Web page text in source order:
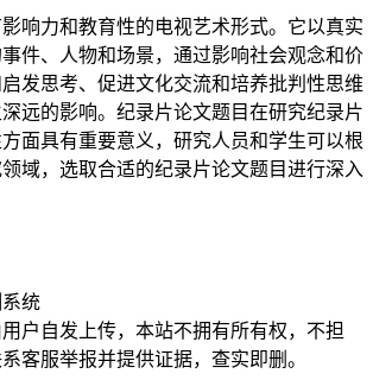
响力和教育性的电视艺术形式。它以真实
件、人物和场景，通过影响社会观念和价
发思考、促进文化交流和培养批判性思维
远的影响。纪录片论文题目在研究纪录片
面具有重要意义，研究人员和学生可以根
域，选取合适的纪录片论文题目进行深入
系统
户自发上传，本站不拥有所有权，不担
客服举报并提供证据，查实即删。